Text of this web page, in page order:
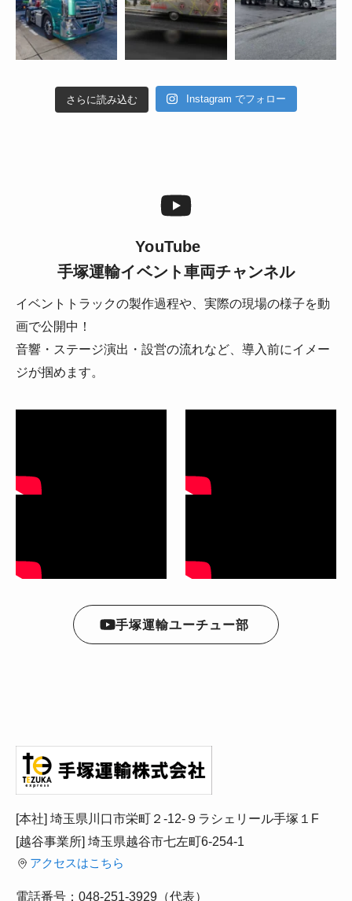
さらに読み込む Instagram でフォロー
YouTube
手塚運輸イベント車両チャンネル
イベントトラックの製作過程や、実際の現場の様子を動
画で公開中！
音響・ステージ演出・設営の流れなど、導入前にイメー
ジが掴めます。
手塚運輸ユーチュー部
[本社] 埼玉県川口市栄町２-12-９ラシェリール手塚１F
[越谷事業所] 埼玉県越谷市七左町6-254-1
アクセスはこちら
電話番号：048-251-3929（代表）